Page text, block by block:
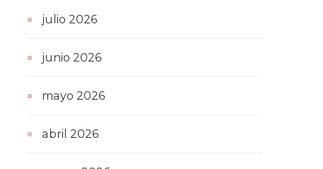
julio 2026
junio 2026
mayo 2026
abril 2026